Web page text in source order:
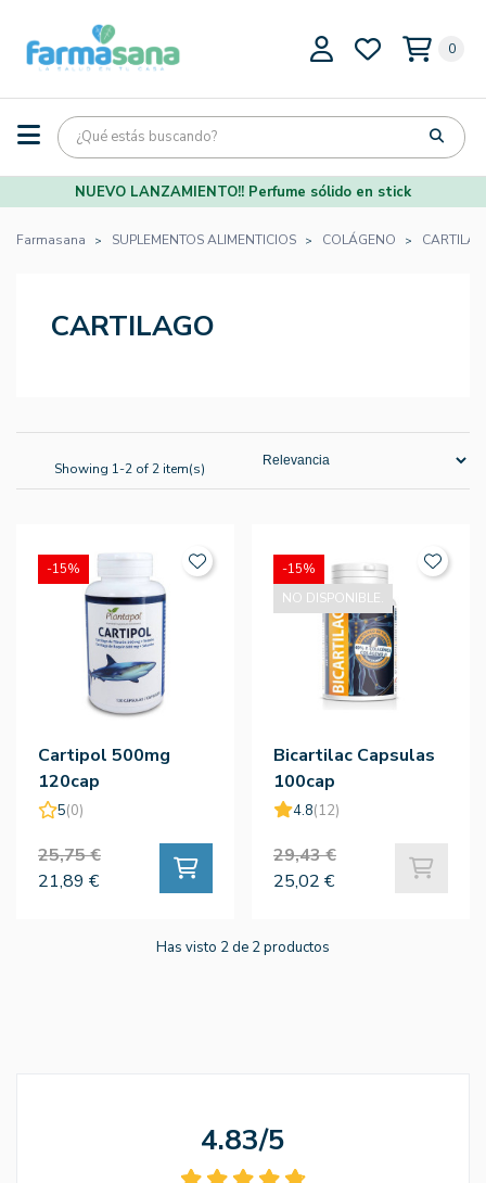
0
NUEVO LANZAMIENTO!! Perfume sólido en stick
Farmasana SUPLEMENTOS ALIMENTICIOS COLÁGENO
CARTILAGO
Showing 1-2 of 2 item(s)
Cartipol 500mg
120cap
5(0)
25,75 €
21,89 €
-15%
Bicartilac Capsulas
100cap
4.8(12)
29,43 €
25,02 €
-15%
NO DISPONIBLE.
Has visto 2 de 2 productos
4.83/5